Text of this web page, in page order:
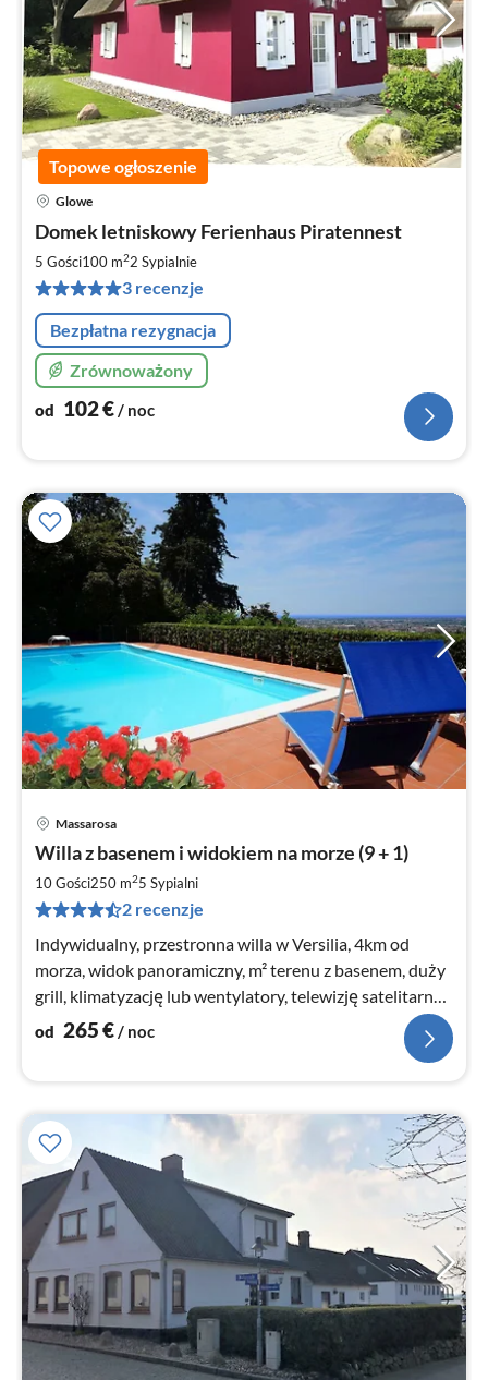
Topowe ogłoszenie
Glowe
Domek letniskowy Ferienhaus Piratennest
5 Gości100 m22 Sypialnie
3 recenzje
Bezpłatna rezygnacja
Zrównoważony
od 102€/ noc
Massarosa
Willa z basenem i widokiem na morze (9 + 1)
10 Gości250 m25 Sypialni
2 recenzje
Indywidualny, przestronna willa w Versilia, 4km od
morza, widok panoramiczny, m² terenu z basenem, duży
grill, klimatyzację lub wentylatory, telewizję satelitarną,
WIFI, parking
od 265€/ noc